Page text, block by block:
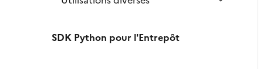
SDK Python pour l'Entrepôt